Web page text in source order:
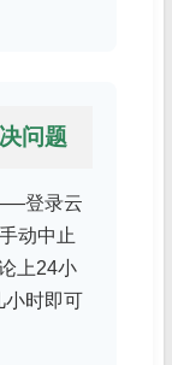
问题
登录云
动中止
上24小
小时即可